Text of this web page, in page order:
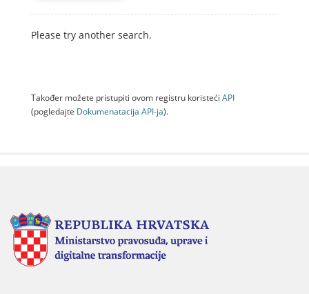
Please try another search.
Također možete pristupiti ovom registru koristeći API
(pogledajte Dokumenаtаcijа API-jа).